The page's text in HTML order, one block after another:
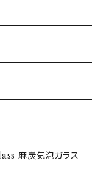
〜
Glass
麻炭気泡ガラス